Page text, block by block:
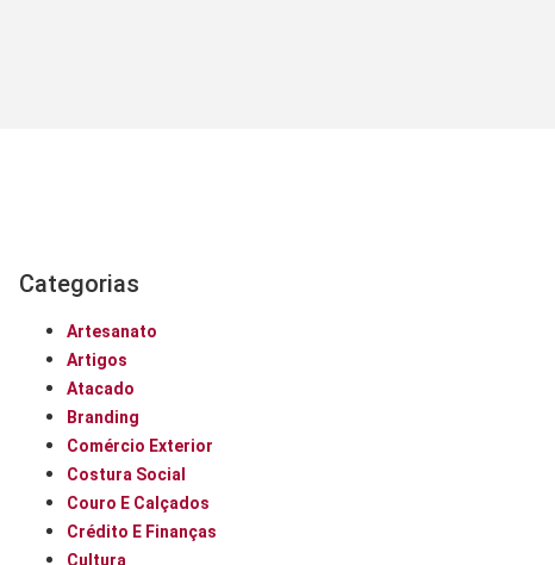
Categorias
Artesanato
Artigos
Atacado
Branding
Comércio Exterior
Costura Social
Couro E Calçados
Crédito E Finanças
Cultura